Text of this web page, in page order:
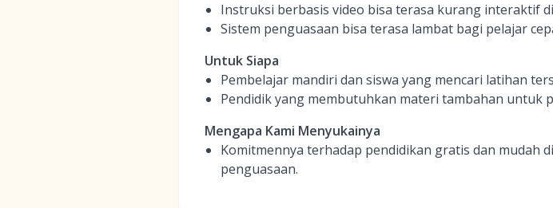
Instruksi berbasis video bisa terasa kurang interaktif
Sistem penguasaan bisa terasa lambat bagi pelajar
Untuk Siapa
Pembelajar mandiri dan siswa yang mencari latihan
Pendidik yang membutuhkan materi tambahan untuk
Mengapa Kami Menyukainya
Komitmennya terhadap pendidikan gratis dan mudah
penguasaan.